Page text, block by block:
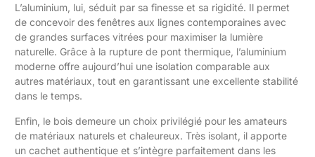
L’aluminium, lui, séduit par sa finesse et sa rigidité. Il permet
de concevoir des fenêtres aux lignes contemporaines avec
de grandes surfaces vitrées pour maximiser la lumière
naturelle. Grâce à la rupture de pont thermique, l’aluminium
moderne offre aujourd’hui une isolation comparable aux
autres matériaux, tout en garantissant une excellente stabilité
dans le temps.
Enfin, le bois demeure un choix privilégié pour les amateurs
de matériaux naturels et chaleureux. Très isolant, il apporte
un cachet authentique et s’intègre parfaitement dans les